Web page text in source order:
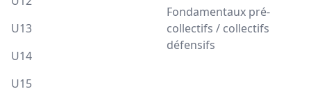
U13
U14
U15
Fondamentaux pré-
collectifs / collectifs
défensifs